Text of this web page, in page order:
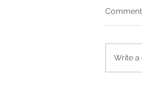
Write a